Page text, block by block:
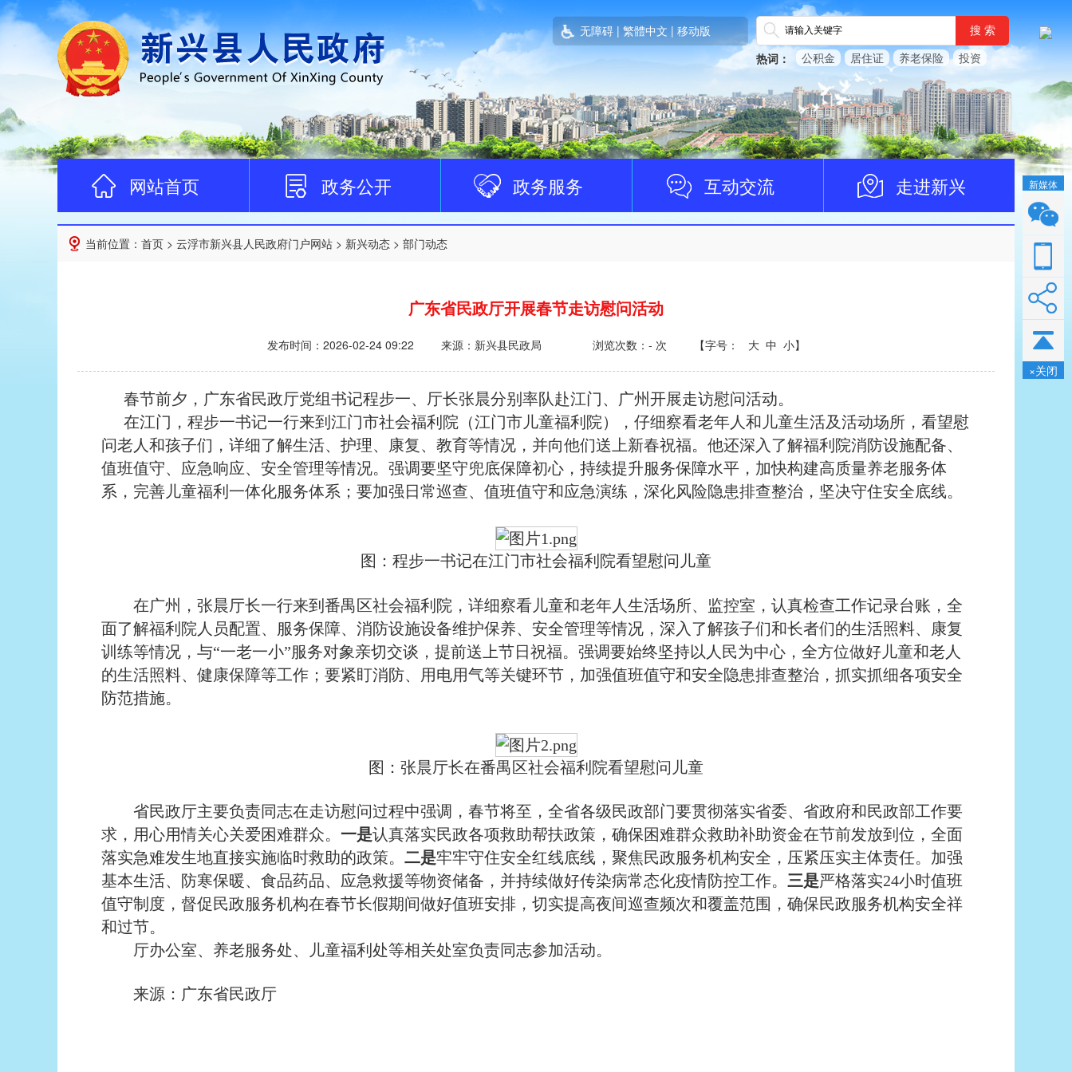
无障碍 | 繁體中文 | 移动版 搜 索
热词： 公积金 居住证 养老保险 投资
网站首页 政务公开 政务服务 互动交流 走进新兴
当前位置： 首页 > 云浮市新兴县人民政府门户网站 > 新兴动态 > 部门动态
广东省民政厅开展春节走访慰问活动
发布时间： 2026-02-24 09:22 来源：新兴县民政局 浏览次数： - 次 【字号： 大 中 小】
春节前夕，广东省民政厅党组书记程步一、厅长张晨分别率队赴江门、广州开展走访慰问活动。
在江门，程步一书记一行来到江门市社会福利院（江门市儿童福利院），仔细察看老年人和儿童生活及活动场所，看望慰
问老人和孩子们，详细了解生活、护理、康复、教育等情况，并向他们送上新春祝福。他还深入了解福利院消防设施配备、
值班值守、应急响应、安全管理等情况。强调要坚守兜底保障初心，持续提升服务保障水平，加快构建高质量养老服务体
系，完善儿童福利一体化服务体系；要加强日常巡查、值班值守和应急演练，深化风险隐患排查整治，坚决守住安全底线。
图：程步一书记在江门市社会福利院看望慰问儿童
在广州，张晨厅长一行来到番禺区社会福利院，详细察看儿童和老年人生活场所、监控室，认真检查工作记录台账，全
面了解福利院人员配置、服务保障、消防设施设备维护保养、安全管理等情况，深入了解孩子们和长者们的生活照料、康复
训练等情况，与“一老一小”服务对象亲切交谈，提前送上节日祝福。强调要始终坚持以人民为中心，全方位做好儿童和老人
的生活照料、健康保障等工作；要紧盯消防、用电用气等关键环节，加强值班值守和安全隐患排查整治，抓实抓细各项安全
防范措施。
图：张晨厅长在番禺区社会福利院看望慰问儿童
省民政厅主要负责同志在走访慰问过程中强调，春节将至，全省各级民政部门要贯彻落实省委、省政府和民政部工作要
求，用心用情关心关爱困难群众。 一是认真落实民政各项救助帮扶政策，确保困难群众救助补助资金在节前发放到位，全面
落实急难发生地直接实施临时救助的政策。 二是牢牢守住安全红线底线，聚焦民政服务机构安全，压紧压实主体责任。加强
基本生活、防寒保暖、食品药品、应急救援等物资储备，并持续做好传染病常态化疫情防控工作。 三是严格落实24小时值班
值守制度，督促民政服务机构在春节长假期间做好值班安排，切实提高夜间巡查频次和覆盖范围，确保民政服务机构安全祥
和过节。
厅办公室、养老服务处、儿童福利处等相关处室负责同志参加活动。
来源：广东省民政厅
新媒体
×关闭